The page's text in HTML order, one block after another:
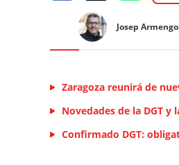
Josep
Zaragoza reunirá de
Novedades de la DGT y
Confirmado DGT: